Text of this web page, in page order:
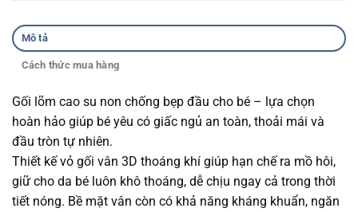
Mô tả
Cách thức mua hàng
Gối lõm cao su non chống bẹp đầu cho bé – lựa chọn
hoàn hảo giúp bé yêu có giấc ngủ an toàn, thoải mái và
đầu tròn tự nhiên.
Thiết kế vỏ gối vân 3D thoáng khí giúp hạn chế ra mồ hôi,
giữ cho da bé luôn khô thoáng, dễ chịu ngay cả trong thời
tiết nóng. Bề mặt vân còn có khả năng kháng khuẩn, ngăn